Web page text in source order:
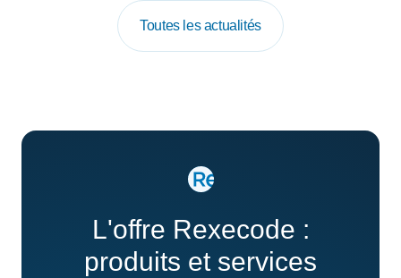
Toutes les actualités
L'offre Rexecode :
produits et services